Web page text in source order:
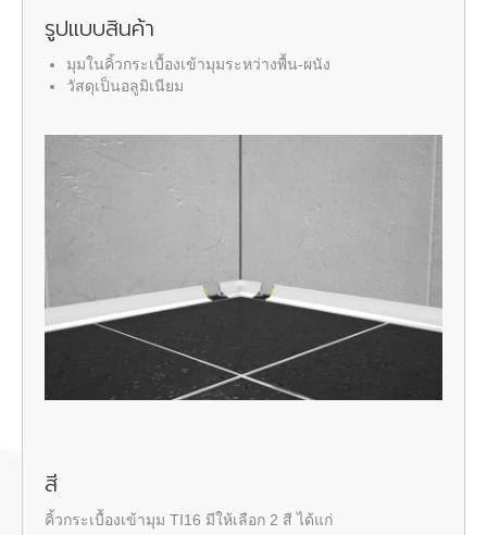
รูปแบบสินค้า
มุมในคิ้วกระเบื้องเข้ามุมระหว่างพื้น-ผนัง
วัสดุเป็นอลูมิเนียม
สี
คิ้วกระเบื้องเข้ามุม TI16 มีให้เลือก 2 สี ได้แก่